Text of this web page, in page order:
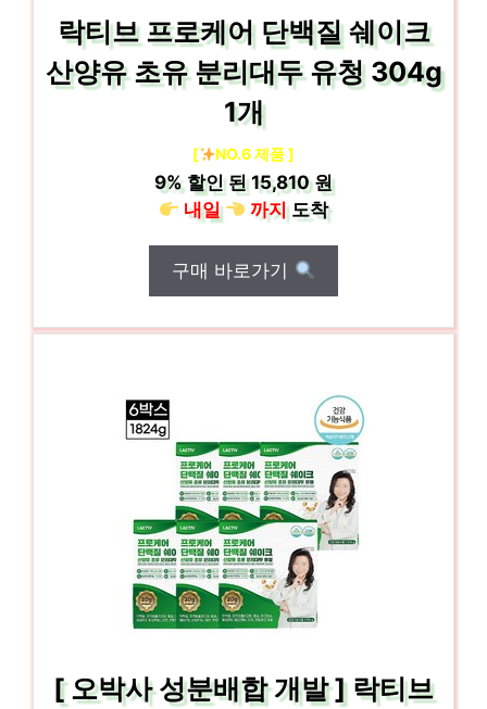
락티브 프로케어 단백질 쉐이크
산양유 초유 분리대두 유청 304g
1개
[ NO.6 제품 ]
9%할인 된15,810 원
내일
까지도착
구매 바로가기
[ 오박사 성분배합 개발 ] 락티브